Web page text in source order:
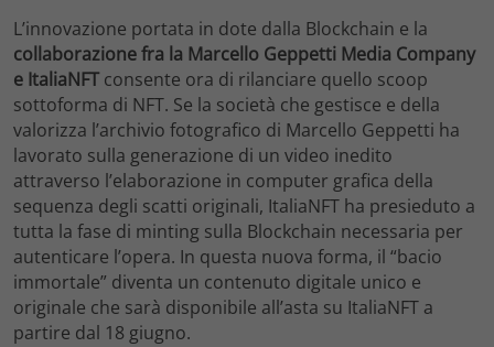
L’innovazione portata in dote dalla Blockchain e la
collaborazione fra la Marcello Geppetti Media Company
e ItaliaNFT consente ora di rilanciare quello scoop
sottoforma di NFT. Se la società che gestisce e della
valorizza l’archivio fotografico di Marcello Geppetti ha
lavorato sulla generazione di un video inedito
attraverso l’elaborazione in computer grafica della
sequenza degli scatti originali, ItaliaNFT ha presieduto a
tutta la fase di minting sulla Blockchain necessaria per
autenticare l’opera. In questa nuova forma, il “bacio
immortale” diventa un contenuto digitale unico e
originale che sarà disponibile all’asta su ItaliaNFT a
partire dal 18 giugno.